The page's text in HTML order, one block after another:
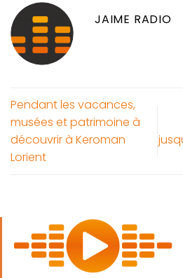
JAIME RADIO
Pendant les vacances,
musées et patrimoine à
découvrir à Keroman
Lorient